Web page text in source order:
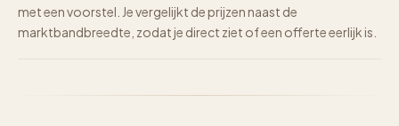
met een voorstel. Je vergelijkt de prijzen naast de
marktbandbreedte, zodat je direct ziet of een offerte eerlijk is.